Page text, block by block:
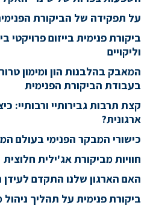
על תפקידה של הביקורת
ביקורת פנימית בייזום פרויקטי
וליקויים
המאבק בהלבנות הון ומימון
בעבודת הביקורת הפנימית
קצת תרבות גבירותיי ורבותיי:
ארגונית?
כישורי המבקר הפנימי בעולם
חוויות מביקורת אג'ילית חלוצית
האם הארגון שלנו התקדם
ביקורת פנימית על תהליך